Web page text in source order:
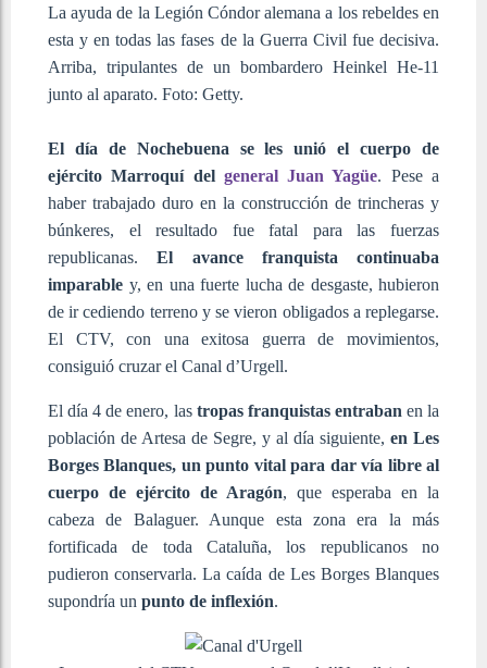
La ayuda de la Legión Cóndor alemana a los rebeldes en
esta y en todas las fases de la Guerra Civil fue decisiva.
Arriba, tripulantes de un bombardero Heinkel He-11
junto al aparato. Foto: Getty.
El día de Nochebuena se les unió el cuerpo de
ejército Marroquí del general Juan Yagüe. Pese a
haber trabajado duro en la construcción de trincheras y
búnkeres, el resultado fue fatal para las fuerzas
republicanas.El avance franquista continuaba
imparable y, en una fuerte lucha de desgaste, hubieron
de ir cediendo terreno y se vieron obligados a replegarse.
El CTV, con una exitosa guerra de movimientos,
consiguió cruzar el Canal d’Urgell.
El día 4 de enero, las tropas franquistas entraban en la
población de Artesa de Segre, y al día siguiente, en Les
Borges Blanques, un punto vital para dar vía libre al
cuerpo de ejército de Aragón, que esperaba en la
cabeza de Balaguer. Aunque esta zona era la más
fortificada de toda Cataluña, los republicanos no
pudieron conservarla. La caída de Les Borges Blanques
supondría un punto de inflexión.